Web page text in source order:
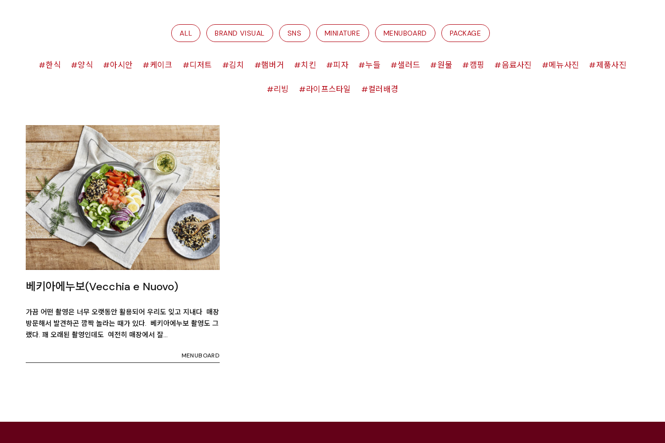
ALL BRAND VISUAL SNS MINIATURE MENUBOARD PACKAGE
한식 양식 아시안 케이크 디저트 김치 햄버거 치킨 피자 누들 샐러드 원물 캠핑 음료사진 메뉴사진 제품사진
리빙 라이프스타일 컬러배경
베키아에누보(Vecchia e Nuovo)
가끔 어떤 촬영은 너무 오랫동안 활용되어 우리도 잊고 지내다 매장
방문해서 발견하곤 깜짝 놀라는 때가 있다. 베키아에누보 촬영도 그
랬다. 꽤 오래된 촬영인데도 여전히 매장에서 잘…
MENUBOARD